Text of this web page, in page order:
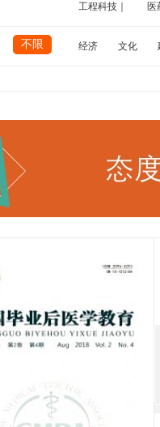
工程科技｜
医
不限 经济 文化